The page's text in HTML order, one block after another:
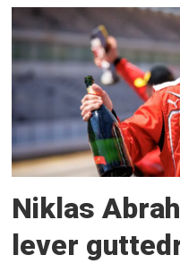
Niklas
lever